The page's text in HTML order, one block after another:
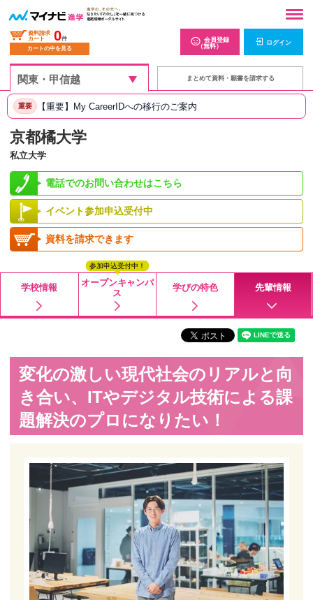
資料請求
カート
0件
カートの中を見る
会員登録
（無料）
ログイン
まとめて資料・願書を請求する
重要 【重要】My CareerIDへの移行のご案内
京都橘大学
私立大学
電話でのお問い合わせはこちら
イベント参加申込受付中
資料を請求できます
学校情報
オープンキャンパ
ス
参加申込受付中！
学びの特色 先輩情報
変化の激しい現代社会のリアルと向
き合い、ITやデジタル技術による課
題解決のプロになりたい！